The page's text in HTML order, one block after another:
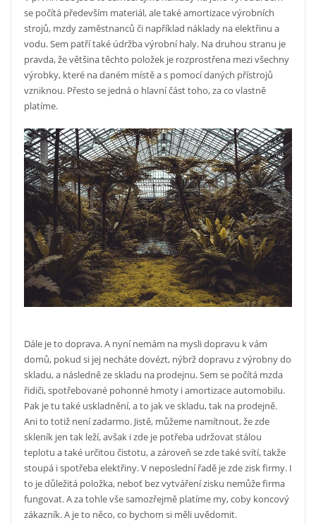
se počítá především materiál, ale také amortizace výrobních
strojů, mzdy zaměstnanců či například náklady na elektřinu a
vodu. Sem patří také údržba výrobní haly. Na druhou stranu je
pravda, že většina těchto položek je rozprostřena mezi všechny
výrobky, které na daném místě a s pomocí daných přístrojů
vzniknou. Přesto se jedná o hlavní část toho, za co vlastně
platíme.
Dále je to doprava. A nyní nemám na mysli dopravu k vám
domů, pokud si jej necháte dovézt, nýbrž dopravu z výrobny do
skladu, a následně ze skladu na prodejnu. Sem se počítá mzda
řidiči, spotřebované pohonné hmoty i amortizace automobilu.
Pak je tu také uskladnění, a to jak ve skladu, tak na prodejně.
Ani to totiž není zadarmo. Jistě, můžeme namítnout, že zde
skleník jen tak leží, avšak i zde je potřeba udržovat stálou
teplotu a také určitou čistotu, a zároveň se zde také svítí, takže
stoupá i spotřeba elektřiny.V neposlední řadě je zde zisk firmy. I
to je důležitá položka, neboť bez vytváření zisku nemůže firma
fungovat. A za tohle vše samozřejmě platíme my, coby koncový
zákazník. A je to něco, co bychom si měli uvědomit.